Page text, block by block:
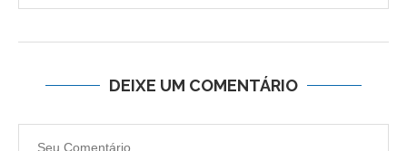
DEIXE UM COMENTÁRIO